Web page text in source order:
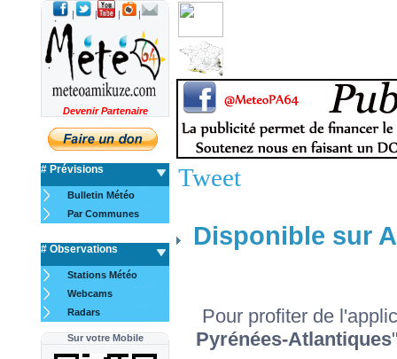
| | | |
Devenir Partenaire
# Prévisions
Bulletin Météo
Par Communes
# Observations
Stations Météo
Webcams
Radars
Sur votre Mobile
Tweet
Disponible sur
Pour profiter de
Pyrénées-Atlantiques